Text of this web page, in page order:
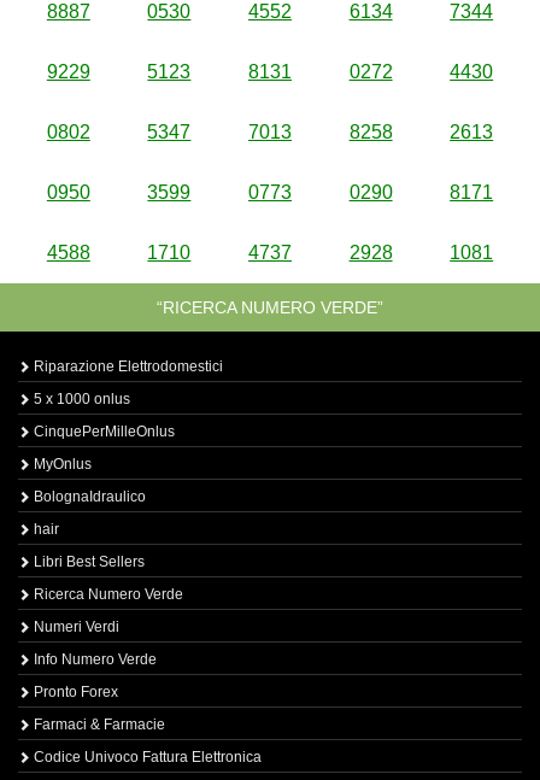
8887 0530 4552 6134 7344
9229 5123 8131 0272 4430
0802 5347 7013 8258 2613
0950 3599 0773 0290 8171
4588 1710 4737 2928 1081
“RICERCA NUMERO VERDE”
Riparazione Elettrodomestici
5 x 1000 onlus
CinquePerMilleOnlus
MyOnlus
BolognaIdraulico
hair
Libri Best Sellers
Ricerca Numero Verde
Numeri Verdi
Info Numero Verde
Pronto Forex
Farmaci & Farmacie
Codice Univoco Fattura Elettronica